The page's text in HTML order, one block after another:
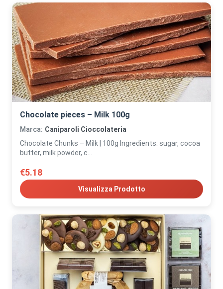
Chocolate pieces – Milk 100g
Marca: Caniparoli Cioccolateria
Chocolate Chunks – Milk | 100g Ingredients: sugar, cocoa
butter, milk powder, c...
€5.18
Visualizza Prodotto